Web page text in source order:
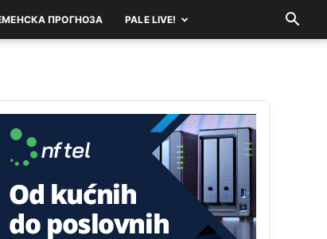
ПРОГНОЗА PALE LIVE!
Kosovo je država a manji BH entitet pokrajina.Što
se tiče arapa po Palama i Jahorini,ostavljaju vam
11:39
БиХ није гласала да је тзв.Косово држава.
Лупаш ко к у р а ц по самару луди турко.
Dobro zboris 791,ovaj721 dok nije bilo
interneta,samo mu je porodica znala da je glup!